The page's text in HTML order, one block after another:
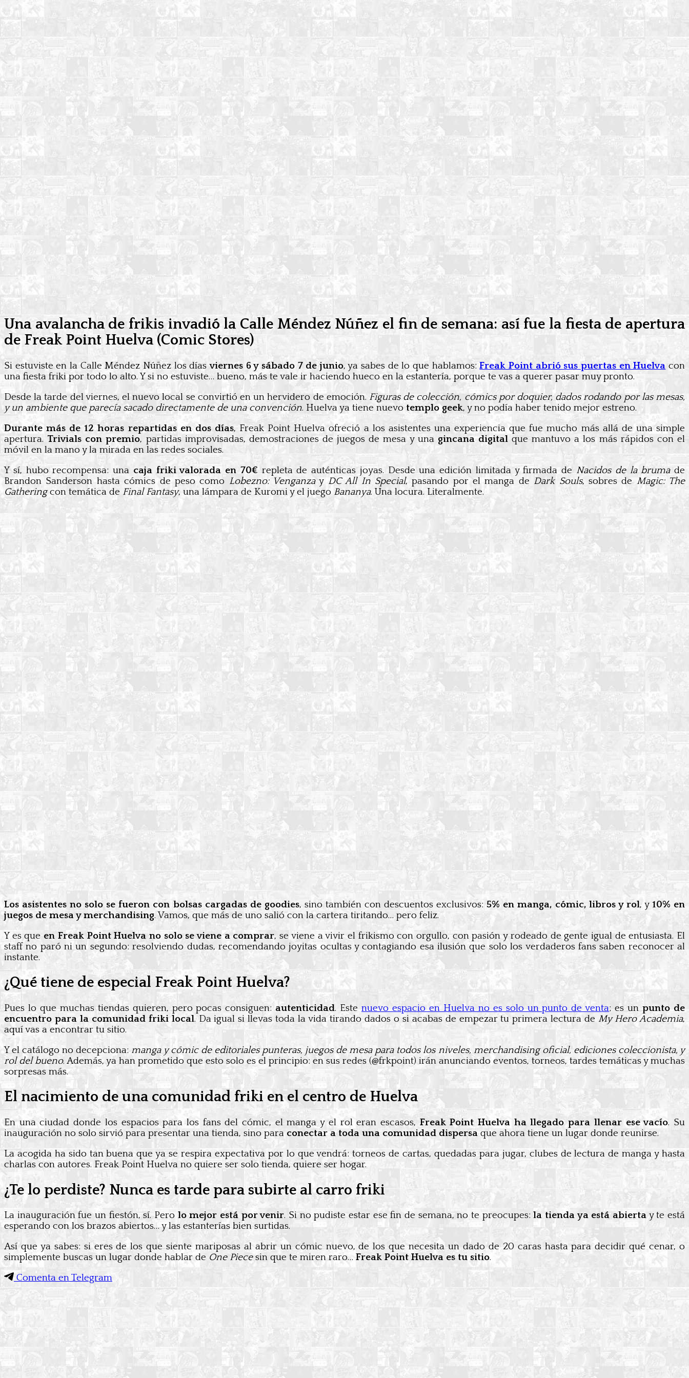
Una avalancha de frikis invadió la Calle Méndez Núñez el fin de semana: así fue la fiesta de apertura
de Freak Point Huelva (Comic Stores)
Si estuviste en la Calle Méndez Núñez los díasviernes 6 y sábado 7 de junio, ya sabes de lo que hablamos:Freak Point abrió sus puertas en Huelva con
una fiesta friki por todo lo alto. Y si no estuviste… bueno, más te vale ir haciendo hueco en la estantería, porque te vas a querer pasar muy pronto.
Desde la tarde del viernes, el nuevo local se convirtió en un hervidero de emoción. Figuras de colección, cómics por doquier, dados rodando por las mesas,
y un ambiente que parecía sacado directamente de una convención. Huelva ya tiene nuevotemplo geek, y no podía haber tenido mejor estreno.
Durante más de 12 horas repartidas en dos días, Freak Point Huelva ofreció a los asistentes una experiencia que fue mucho más allá de una simple
apertura. Trivials con premio, partidas improvisadas, demostraciones de juegos de mesa y una gincana digitalque mantuvo a los más rápidos con el
móvil en la mano y la mirada en las redes sociales.
Y sí, hubo recompensa: una caja friki valorada en 70€repleta de auténticas joyas. Desde una edición limitada y firmada de Nacidos de la brumade
Brandon Sanderson hasta cómics de peso como Lobezno: Venganzay DC All In Special, pasando por el manga de Dark Souls, sobres de Magic: The
Gatheringcon temática de Final Fantasy, una lámpara de Kuromi y el juego Bananya. Una locura. Literalmente.
Los asistentes no solo se fueron con bolsas cargadas de goodies, sino también con descuentos exclusivos:5% en manga, cómic, libros y rol, y 10% en
juegos de mesa y merchandising. Vamos, que más de uno salió con la cartera tiritando… pero feliz.
Y es que en Freak Point Huelva no solo se viene a comprar, se viene a vivir el frikismo con orgullo, con pasión y rodeado de gente igual de entusiasta. El
staff no paró ni un segundo: resolviendo dudas, recomendando joyitas ocultas y contagiando esa ilusión que solo los verdaderos fans saben reconocer al
instante.
¿Qué tiene de especial Freak Point Huelva?
Pues lo que muchas tiendas quieren, pero pocas consiguen: autenticidad. Estenuevo espacio en Huelva no es solo un punto de venta; es unpunto de
encuentro para la comunidad friki local. Da igual si llevas toda la vida tirando dados o si acabas de empezar tu primera lectura deMy Hero Academia,
aquí vas a encontrar tu sitio.
Y el catálogo no decepciona:manga y cómic de editoriales punteras, juegos de mesa para todos los niveles, merchandising oficial, ediciones coleccionista, y
rol del bueno. Además, ya han prometido que esto solo es el principio: en sus redes (@frkpoint) irán anunciando eventos, torneos, tardes temáticas y muchas
sorpresas más.
El nacimiento de una comunidad friki en el centro de Huelva
En una ciudad donde los espacios para los fans del cómic, el manga y el rol eran escasos, Freak Point Huelva ha llegado para llenar ese vacío. Su
inauguración no solo sirvió para presentar una tienda, sino para conectar a toda una comunidad dispersa que ahora tiene un lugar donde reunirse.
La acogida ha sido tan buena que ya se respira expectativa por lo que vendrá: torneos de cartas, quedadas para jugar, clubes de lectura de manga y hasta
charlas con autores. Freak Point Huelva no quiere ser solo tienda, quiere ser hogar.
¿Te lo perdiste? Nunca es tarde para subirte al carro friki
La inauguración fue un fiestón, sí. Pero lo mejor está por venir. Si no pudiste estar ese fin de semana, no te preocupes:la tienda ya está abierta y te está
esperando con los brazos abiertos… y las estanterías bien surtidas.
Así que ya sabes: si eres de los que siente mariposas al abrir un cómic nuevo, de los que necesita un dado de 20 caras hasta para decidir qué cenar, o
simplemente buscas un lugar donde hablar de One Piecesin que te miren raro… Freak Point Huelva es tu sitio.
Comenta en Telegram